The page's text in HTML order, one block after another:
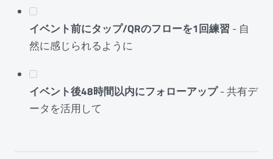
イベント前にタップ/QRのフローを1回練習 - 自
然に感じられるように
イベント後48時間以内にフォローアップ- 共有デ
ータを活用して